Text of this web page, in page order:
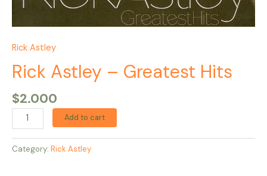
Rick Astley
Rick Astley – Greatest Hits
$2.000
Add to cart
Category: Rick Astley